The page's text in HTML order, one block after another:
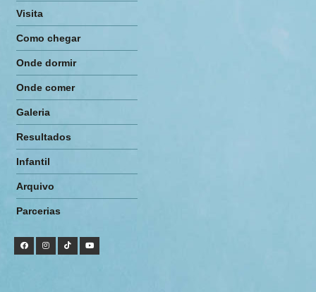
Visita
Como chegar
Onde dormir
Onde comer
Galeria
Resultados
Infantil
Arquivo
Parcerias